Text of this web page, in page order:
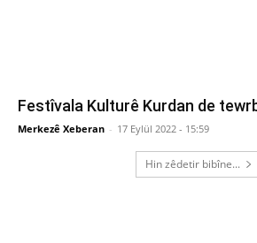
Festîvala Kulturê Kurdan de
Merkezê Xeberan - 17 Eylül 2022 - 15:59
Hin zêdetir bibîne...